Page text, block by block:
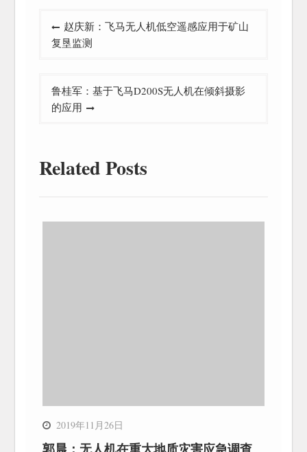
章
赵庆新：飞马无人机低空遥感应用于矿山
复垦监测
鲁桂军：基于飞马D200S无人机在倾斜摄影
的应用
Related Posts
2019年11月26日